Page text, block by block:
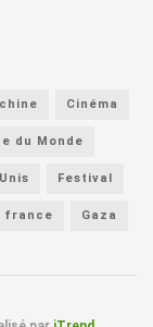
chine Cinéma
du Monde
Festival
france Gaza